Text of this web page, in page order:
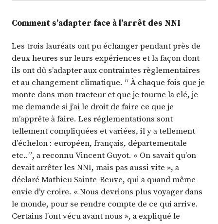
Comment s’adapter face à l’arrêt des NNI
Les trois lauréats ont pu échanger pendant près de
deux heures sur leurs expériences et la façon dont
ils ont dû s’adapter aux contraintes règlementaires
et au changement climatique. “ À chaque fois que je
monte dans mon tracteur et que je tourne la clé, je
me demande si j’ai le droit de faire ce que je
m’apprête à faire. Les réglementations sont
tellement compliquées et variées, il y a tellement
d’échelon : européen, français, départementale
etc..”, a reconnu Vincent Guyot. « On savait qu’on
devait arrêter les NNI, mais pas aussi vite », a
déclaré Mathieu Sainte-Beuve, qui a quand même
envie d’y croire. « Nous devrions plus voyager dans
le monde, pour se rendre compte de ce qui arrive.
Certains l’ont vécu avant nous », a expliqué le